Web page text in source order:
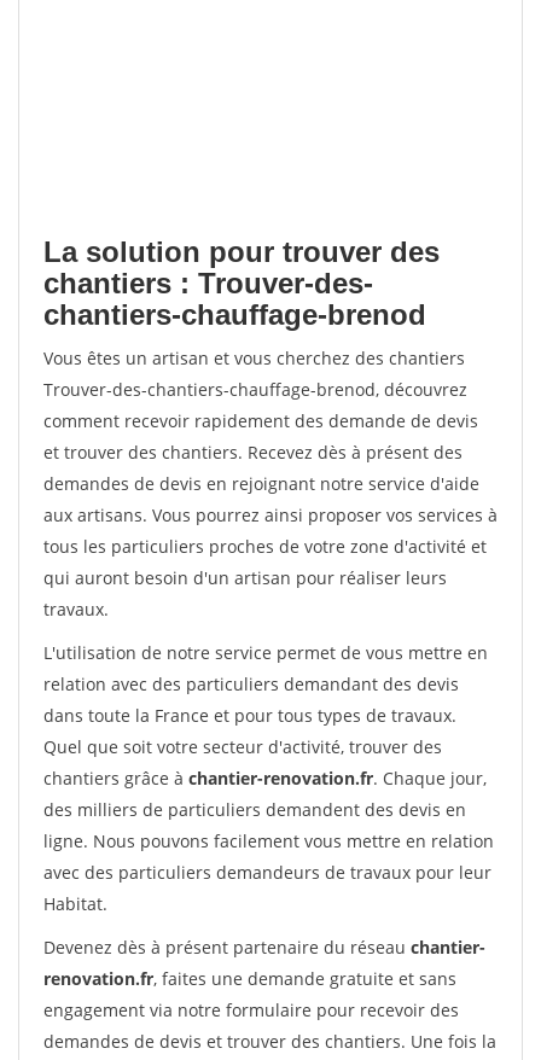
La solution pour trouver des
chantiers : Trouver-des-
chantiers-chauffage-brenod
Vous êtes un artisan et vous cherchez des chantiers
Trouver-des-chantiers-chauffage-brenod, découvrez
comment recevoir rapidement des demande de devis
et trouver des chantiers. Recevez dès à présent des
demandes de devis en rejoignant notre service d'aide
aux artisans. Vous pourrez ainsi proposer vos services à
tous les particuliers proches de votre zone d'activité et
qui auront besoin d'un artisan pour réaliser leurs
travaux.
L'utilisation de notre service permet de vous mettre en
relation avec des particuliers demandant des devis
dans toute la France et pour tous types de travaux.
Quel que soit votre secteur d'activité, trouver des
chantiers grâce à chantier-renovation.fr. Chaque jour,
des milliers de particuliers demandent des devis en
ligne. Nous pouvons facilement vous mettre en relation
avec des particuliers demandeurs de travaux pour leur
Habitat.
Devenez dès à présent partenaire du réseau chantier-
renovation.fr, faites une demande gratuite et sans
engagement via notre formulaire pour recevoir des
demandes de devis et trouver des chantiers. Une fois la